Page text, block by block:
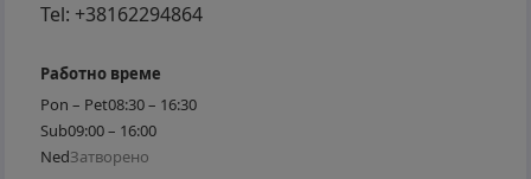
Tel: +38162294864
Работно време
Pon – Pet08:30 – 16:30
Sub09:00 – 16:00
NedЗатворено